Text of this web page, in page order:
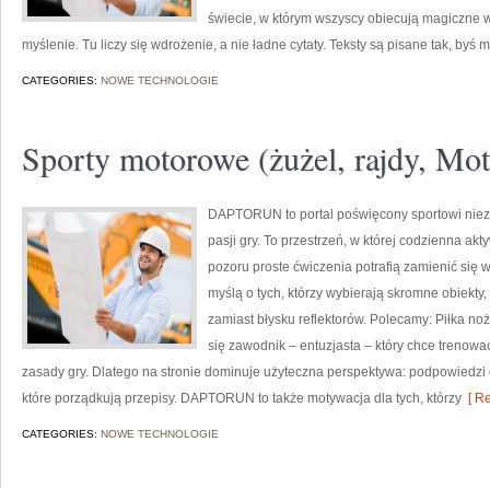
świecie, w którym wszyscy obiecują magiczne
myślenie. Tu liczy się wdrożenie, a nie ładne cytaty. Teksty są pisane tak, byś
CATEGORIES: NOWE TECHNOLOGIE
Sporty motorowe (żużel, rajdy,
DAPTORUN to portal poświęcony sportowi
pasji gry. To przestrzeń, w której codzienna
pozoru proste ćwiczenia potrafią zamienić się
myślą o tych, którzy wybierają skromne
zamiast błysku reflektorów. Polecamy: Piłka
się zawodnik – entuzjasta – który chce
zasady gry. Dlatego na stronie dominuje użyteczna perspektywa:
które porządkują przepisy. DAPTORUN to także motywacja dla tych, którzy [
CATEGORIES: NOWE TECHNOLOGIE